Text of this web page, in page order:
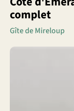
complet
Gîte de Mireloup